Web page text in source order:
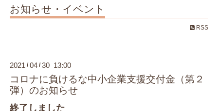
お知らせ・イベント
RSS
2021 /04 /30 13:00
コロナに負けるな中小企業支援交付金（第２
弾）のお知らせ
終了しました